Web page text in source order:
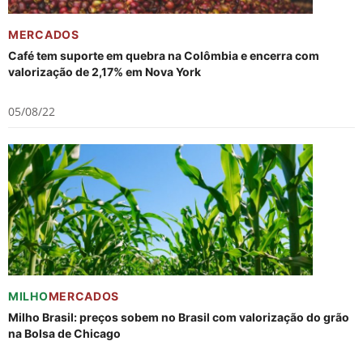
MERCADOS
Café tem suporte em quebra na Colômbia e encerra com
valorização de 2,17% em Nova York
05/08/22
MILHOMERCADOS
Milho Brasil: preços sobem no Brasil com valorização do grão
na Bolsa de Chicago